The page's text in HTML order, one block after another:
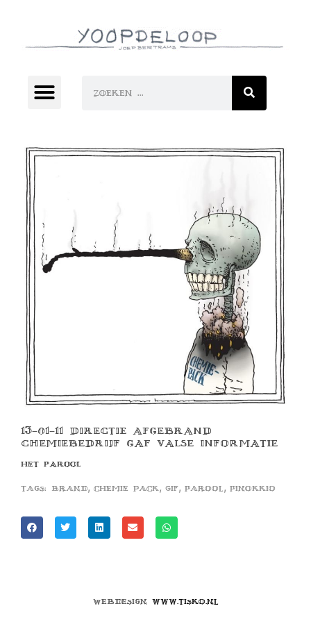
13-01-11 DIRECTIE AFGEBRAND
CHEMIEBEDRIJF GAF VALSE INFORMATIE
HET PAROOL
Tags: brand, chemie pack, gif, parool, pinokkio
Webdesign www.tisko.nl